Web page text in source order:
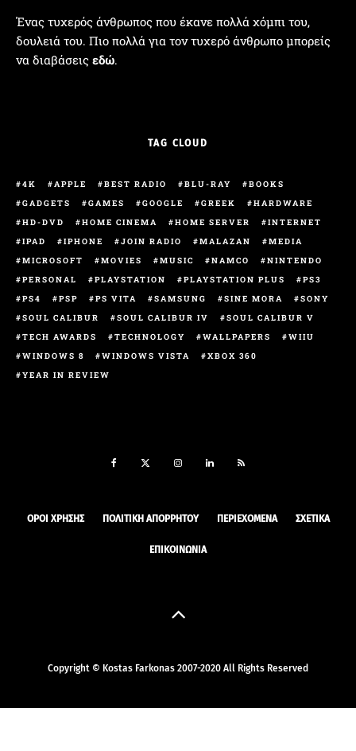
Ένας τυχερός άνθρωπος που έκανε πολλά χόμπι του,
δουλειά του. Πιο πολλά για τον τυχερό άνθρωπο μπορείς
να διαβάσεις εδώ.
TAG CLOUD
4K APPLE BEST RADIO BLU-RAY
BOOKS
GADGETS
GAMES GOOGLE GREEK
HARDWARE
HD-DVD
HOME CINEMA HOME SERVER
INTERNET
IPAD
IPHONE JOIN RADIO MALAZAN
MEDIA
MICROSOFT
MOVIES MUSIC NAMCO
NINTENDO
PERSONAL
PLAYSTATION PLAYSTATION PLUS
PS3
PS4
PSP PS VITA SAMSUNG SINE MORA
SONY
SOUL CALIBUR
SOUL CALIBUR IV
SOUL CALIBUR V
TECH AWARDS
TECHNOLOGY WALLPAPERS
WIIU
WINDOWS 8
WINDOWS VISTA
XBOX 360
YEAR IN REVIEW
ΟΡΟΙ ΧΡΉΣΗΣ ΠΟΛΙΤΙΚΉ ΑΠΟΡΡΉΤΟΥ ΠΕΡΙΕΧΌΜΕΝΑ ΣΧΕΤΙΚΆ
ΕΠΙΚΟΙΝΩΝΊΑ
Copyright © Kostas Farkonas 2007-2020 All Rights Reserved